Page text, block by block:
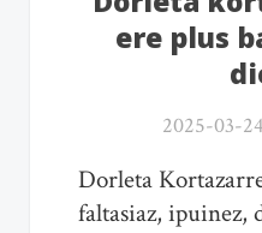
ere plus
2025-03-24
Dorleta
faltasiaz,